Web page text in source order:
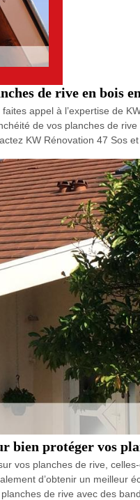
de rive en bois
appel à l’expertise de
de vos planches de
KW Rénovation 47 Sos
bien protéger vos
vos planches de rive,
d’obtenir un meilleur
de rive avec des